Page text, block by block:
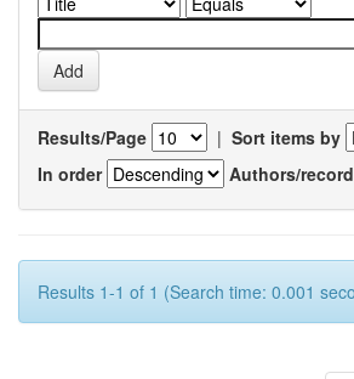
Results/Page | Sort items by
In order
Authors/record
Results 1-1 of 1 (Search time: 0.001